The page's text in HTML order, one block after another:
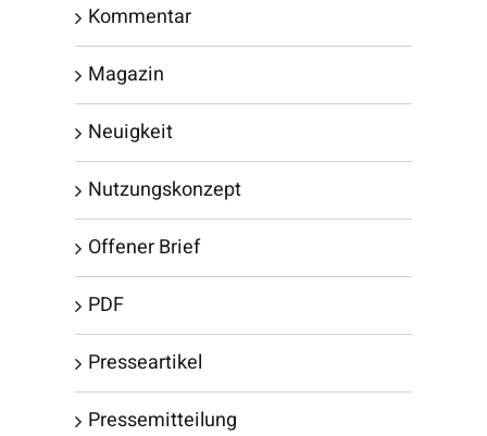
Kommentar
Magazin
Neuigkeit
Nutzungskonzept
Offener Brief
PDF
Presseartikel
Pressemitteilung